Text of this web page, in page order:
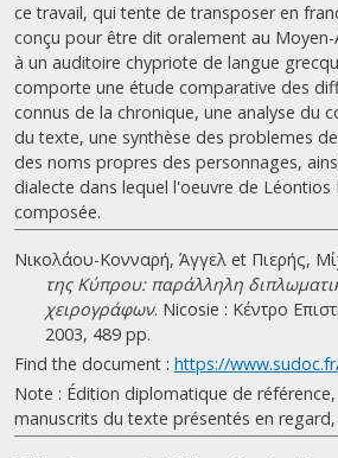
ce travail, qui tente de transposer en
conçu pour être dit oralement au
à un auditoire chypriote de langue
comporte une étude comparative des
connus de la chronique, une analyse du
du texte, une synthèse des problemes
des noms propres des personnages,
dialecte dans lequel l'oeuvre de Léontios
composée.
Νικολάου-Κονναρή, Άγγελ et Πιερής,
της Κύπρου: παράλληλη
χειρογράφων. Nicosie : Κέντρο
2003, 489 pp.
Find the document : https://
Note : Édition diplomatique de
manuscrits du texte présentés en